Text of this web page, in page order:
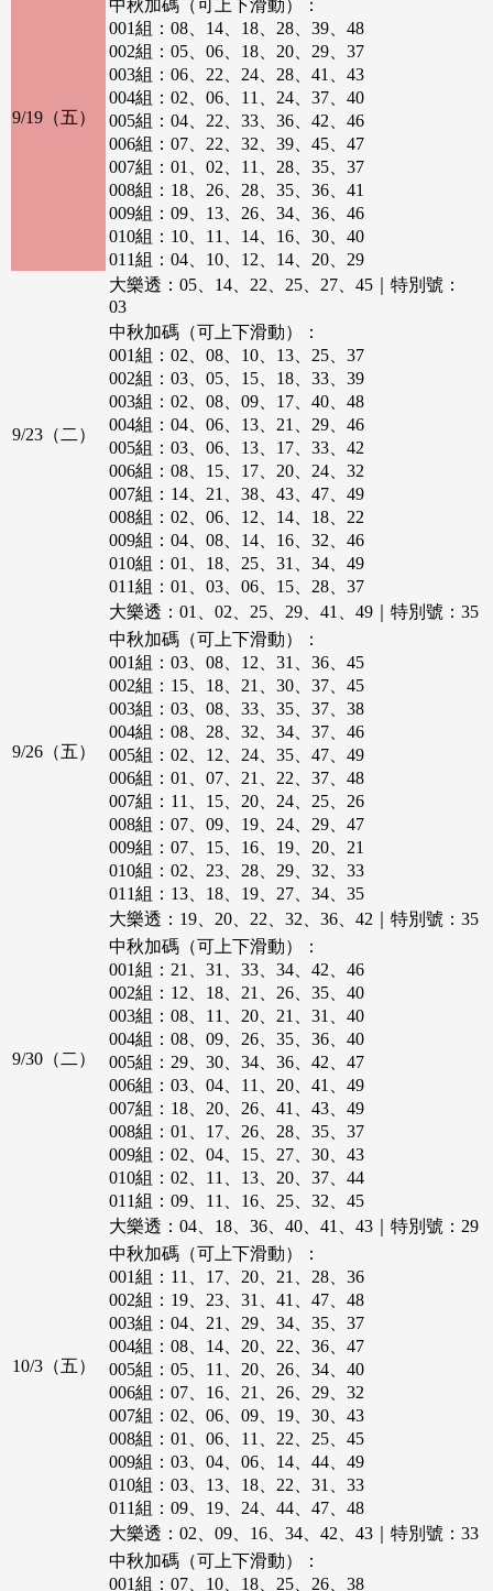
014組：01、14、16、17、23、29
015組：05、31、34、38、39、49
016組：02、07、12、15、31、46
017組：11、22、41、44、45、48
018組：01、03、17、22、38、39
019組：25、33、35、37、41、49
020組：01、02、03、21、29、37
021組：13、17、26、31、34、48
022組：03、05、13、17、32、35
023組：05、14、26、34、38、43
024組：03、32、38、39、44、47
025組：05、10、18、27、37、42
026組：01、05、29、35、36、48
027組：09、20、28、33、34、46
028組：03、18、23、37、42、46
029組：03、08、10、17、19、46
030組：01、12、15、32、35、49
031組：06、14、16、19、28、36
032組：04、25、31、32、35、43
033組：11、18、19、24、32、45
034組：08、09、15、31、33、39
035組：01、05、16、21、38、41
036組：04、07、37、42、45、46
037組：01、17、29、30、40、44
038組：02、10、18、42、40、45
039組：08、13、16、23、30、47
040組：05、14、22、28、34、37
041組：01、15、20、28、44、46
042組：02、17、18、20、28、38
043組：01、09、11、15、32、47
044組：02、26、29、35、46、48
045組：04、10、14、23、38、42
046組：06、09、42、43、46、49
047組：04、05、08、18、32、33
048組：13、23、32、39、40、44
049組：03、13、24、29、36、42
050組：01、10、13、17、18、22
051組：03、17、24、26、46、49
052組：01、09、12、17、23、42
053組：04、08、18、20、22、32
054組：21、22、24、27、46、48
055組：10、14、17、20、47、49
056組：03、06、20、24、26、33
057組：10、27、29、39、40、43
058組：15、34、36、37、39、44
059組：04、06、30、35、44、49
060組：05、15、25、34、37、48
061組：04、06、11、12、14、17
062組：09、21、25、28、36、42
063組：03、08、19、26、29、46
064組：11、12、20、25、33、47
065組：03、12、25、32、44、48
066組：02、24、32、33、38、42
067組：09、18、20、29、49、46
068組：01、10、21、22、41、49
069組：03、17、19、20、37、47
070組：01、05、08、25、29、38
071組：02、05、33、39、43、49
072組：03、05、06、25、29、37
073組：03、06、34、41、44、45
074組：13、25、28、32、43、45
075組：12、14、22、30、34、48
076組：08、11、19、24、42、48
077組：15、20、22、29、35、41
078組：10、16、30、37、40、48
079組：08、12、14、17、19、40
080組：07、20、21、27、31、45
081組：02、09、18、24、29、49
9/19（五）
中秋加碼（可上下滑動）：
001組：08、14、18、28、39、48
002組：05、06、18、20、29、37
003組：06、22、24、28、41、43
004組：02、06、11、24、37、40
005組：04、22、33、36、42、46
006組：07、22、32、39、45、47
007組：01、02、11、28、35、37
008組：18、26、28、35、36、41
009組：09、13、26、34、36、46
010組：10、11、14、16、30、40
011組：04、10、12、14、20、29
012組：03、06、10、17、24、29
013組：05、26、28、29、34、46
014組：01、14、19、20、25、49
015組：04、09、17、19、36、48
016組：03、16、29、33、35、38
017組：15、17、22、24、38、46
018組：01、09、23、24、26、33
019組：13、19、20、33、38、49
020組：02、12、16、35、36、42
021組：07、14、18、23、37、42
022組：01、09、21、26、32、35
023組：03、09、20、21、28、44
024組：02、13、14、29、43、49
025組：18、22、26、37、39、48
026組：05、17、24、39、41、49
027組：13、16、20、32、43、49
028組：02、07、16、24、37、42
029組：08、12、14、24、37、46
030組：09、11、21、22、23、31
031組：15、23、24、28、38、48
032組：02、08、09、28、37、45
033組：02、04、20、26、30、49
034組：05、13、18、20、39、49
035組：01、04、35、38、44、49
036組：07、14、17、20、39、46
037組：07、11、32、38、39、44
038組：19、20、33、39、40、49
039組：09、13、15、24、40、47
040組：05、16、19、23、30、48
041組：04、17、33、36、37、47
042組：08、14、28、35、39、40
043組：17、20、28、29、36、43
044組：01、13、20、25、28、36
045組：20、25、36、37、40、42
046組：01、09、25、32、34、37
047組：01、07、31、35、45、48
048組：06、17、23、30、31、38
049組：02、30、34、37、42、43
050組：10、11、20、27、35、39
051組：12、25、26、34、44、47
052組：07、08、11、30、37、49
053組：02、04、07、21、34、44
054組：02、14、27、31、41、47
055組：05、08、15、13、46、48
056組：06、10、21、26、30、42
057組：01、11、23、27、32、49
058組：03、15、30、37、48、49
059組：01、05、15、23、35、49
060組：01、20、31、34、41、45
061組：07、10、28、31、33、41
062組：04、20、32、43、46、48
063組：01、06、37、39、41、47
064組：17、21、38、41、44、46
065組：01、15、30、34、36、42
066組：04、15、20、24、27、29
067組：01、03、11、18、37、38
068組：05、08、09、16、24、41
9/23（二）
大樂透：05、14、22、25、27、45｜特別號：
03
中秋加碼（可上下滑動）：
001組：02、08、10、13、25、37
002組：03、05、15、18、33、39
003組：02、08、09、17、40、48
004組：04、06、13、21、29、46
005組：03、06、13、17、33、42
006組：08、15、17、20、24、32
007組：14、21、38、43、47、49
008組：02、06、12、14、18、22
009組：04、08、14、16、32、46
010組：01、18、25、31、34、49
011組：01、03、06、15、28、37
012組：08、15、17、23、32、36
013組：34、41、43、45、46、49
014組：04、05、08、24、35、39
015組：06、07、14、37、43、47
016組：01、07、24、26、28、49
017組：03、07、21、28、44、47
018組：04、07、14、34、38、46
019組：04、08、27、29、43、46
020組：08、16、26、31、32、34
021組：07、11、16、20、22、35
022組：01、07、13、14、23、25
023組：03、27、28、31、43、45
024組：03、07、17、31、34、35
025組：07、09、21、36、38、42
026組：03、08、09、11、17、27
027組：09、14、23、26、39、42
028組：06、10、15、18、37、43
029組：15、16、20、32、33、46
030組：10、20、21、29、32、46
031組：01、07、15、27、28、35
032組：17、18、21、23、34、45
033組：10、11、21、26、28、30
034組：15、18、19、22、27、47
035組：10、18、23、25、26、45
036組：02、06、17、18、24、40
037組：02、04、16、41、43、46
038組：10、16、20、24、29、30
039組：08、30、35、38、40、46
040組：02、17、21、29、34、46
041組：09、27、28、32、33、49
042組：03、07、26、27、31、35
043組：20、32、33、34、38、41
044組：03、11、17、18、44、49
045組：20、23、30、38、39、47
046組：02、08、23、38、42、47
047組：18、22、34、42、47、49
048組：04、16、23、27、40、42
049組：14、18、28、34、35、40
050組：09、16、20、29、43、48
051組：04、05、15、18、30、38
052組：08、19、22、24、36、46
053組：08、09、16、17、29、43
054組：09、21、24、26、39、41
9/26（五）
大樂透：01、02、25、29、41、49｜特別號：35
中秋加碼（可上下滑動）：
001組：03、08、12、31、36、45
002組：15、18、21、30、37、45
003組：03、08、33、35、37、38
004組：08、28、32、34、37、46
005組：02、12、24、35、47、49
006組：01、07、21、22、37、48
007組：11、15、20、24、25、26
008組：07、09、19、24、29、47
009組：07、15、16、19、20、21
010組：02、23、28、29、32、33
011組：13、18、19、27、34、35
012組：09、23、27、32、33、49
013組：13、18、22、36、45、49
014組：09、10、19、28、29、44
015組：18、25、36、39、41、44
016組：09、18、20、33、39、46
017組：21、33、34、37、43、44
018組：04、05、09、15、24、35
019組：03、15、32、35、38、40
020組：13、21、24、39、44、49
021組：02、08、11、16、19、26
022組：12、27、30、35、39、43
023組：09、21、25、34、42、46
024組：09、19、31、32、33、46
025組：25、27、28、33、39、46
026組：22、28、29、33、41、47
027組：03、16、17、26、27、40
028組：03、08、19、22、35、49
029組：05、13、19、35、36、41
030組：05、16、25、31、40、41
031組：05、20、23、33、40、45
032組：10、20、28、31、45、46
033組：03、04、06、23、38、43
034組：10、16、23、27、35、47
035組：09、11、22、23、30、33
036組：11、17、25、27、34、38
037組：08、24、29、33、44、48
038組：13、19、24、32、40、45
039組：04、07、22、30、34、43
040組：16、18、19、25、30、33
041組：13、18、21、27、29、42
9/30（二）
大樂透：19、20、22、32、36、42｜特別號：35
中秋加碼（可上下滑動）：
001組：21、31、33、34、42、46
002組：12、18、21、26、35、40
003組：08、11、20、21、31、40
004組：08、09、26、35、36、40
005組：29、30、34、36、42、47
006組：03、04、11、20、41、49
007組：18、20、26、41、43、49
008組：01、17、26、28、35、37
009組：02、04、15、27、30、43
010組：02、11、13、20、37、44
011組：09、11、16、25、32、45
012組：04、11、22、28、31、40
013組：11、17、18、34、45、48
014組：05、13、22、28、40、45
015組：14、16、20、21、39、41
016組：18、19、21、33、38、41
017組：04、11、14、18、35、38
018組：02、04、18、29、30、34
019組：14、23、25、37、39、45
020組：04、07、26、33、36、42
021組：07、11、29、40、48、49
022組：12、22、23、30、37、47
023組：05、17、28、40、47、49
024組：01、08、17、23、34、47
025組：04、09、14、22、34、36
026組：01、02、05、10、23、28
027組：06、19、20、21、31、35
10/3（五）
大樂透：04、18、36、40、41、43｜特別號：29
中秋加碼（可上下滑動）：
001組：11、17、20、21、28、36
002組：19、23、31、41、47、48
003組：04、21、29、34、35、37
004組：08、14、20、22、36、47
005組：05、11、20、26、34、40
006組：07、16、21、26、29、32
007組：02、06、09、19、30、43
008組：01、06、11、22、25、45
009組：03、04、06、14、44、49
010組：03、13、18、22、31、33
011組：09、19、24、44、47、48
012組：02、10、32、38、48、49
013組：05、22、27、32、33、37
014組：07、24、28、36、38、49
大樂透：02、09、16、34、42、43｜特別號：33
中秋加碼（可上下滑動）：
001組：07、10、18、25、26、38